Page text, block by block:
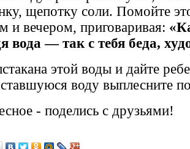
щепотку соли. Помойте
и вечером, приговаривая:
вода — так с тебя беда,
этой воды и дайте
воду выплесните
- поделись с друзьями!